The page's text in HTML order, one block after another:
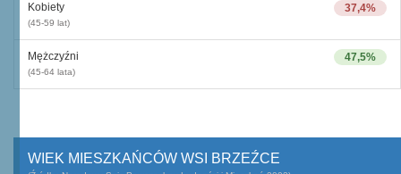
37,4%
Kobiety
(45-59 lat)
47,5%
Mężczyźni
(45-64 lata)
WIEK MIESZKAŃCÓW WSI BRZEŹCE